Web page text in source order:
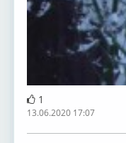
1
13.06.2020 17:07